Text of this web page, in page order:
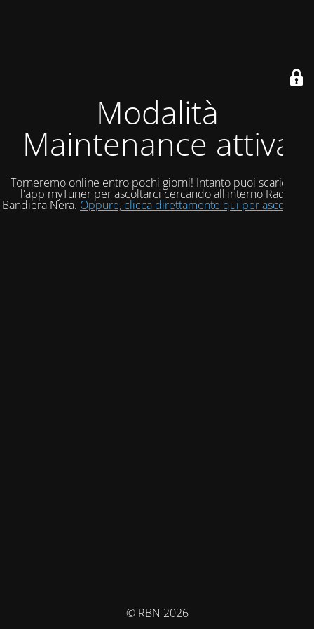
Modalità
Maintenance attiva
Torneremo online entro pochi giorni! Intanto puoi scaricare
l'app myTuner per ascoltarci cercando all'interno Radio
Bandiera Nera. Oppure, clicca direttamente qui per ascoltarci!
© RBN 2026